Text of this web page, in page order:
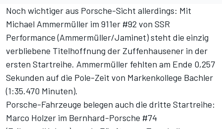
Noch wichtiger aus Porsche-Sicht allerdings: Mit
Michael Ammermüller im 911er #92 von SSR
Performance (Ammermüller/Jaminet) steht die einzig
verbliebene Titelhoffnung der Zuffenhausener in der
ersten Startreihe. Ammermüller fehlten am Ende 0,257
Sekunden auf die Pole-Zeit von Markenkollege Bachler
(1:35.470 Minuten).
Porsche-Fahrzeuge belegen auch die dritte Startreihe:
Marco Holzer im Bernhard-Porsche #74